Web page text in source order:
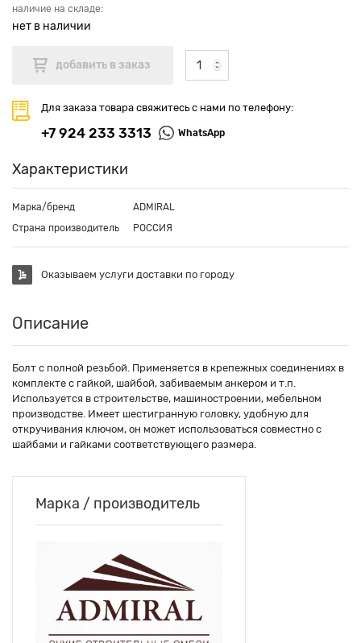
наличие на складе:
нет в наличии
Для заказа товара свяжитесь с нами по телефону:
+7 924 233 3313 WhatsApp
Характеристики
Марка/бренд
ADMIRAL
Страна производитель
РОССИЯ
Оказываем услуги доставки по городу
Описание
Болт с полной резьбой. Применяется в крепежных соединениях в
комплекте с гайкой, шайбой, забиваемым анкером и т.п.
Используется в строительстве, машиностроении, мебельном
производстве. Имеет шестигранную головку, удобную для
откручивания ключом, он может использоваться совместно с
шайбами и гайками соответствующего размера.
Марка / производитель